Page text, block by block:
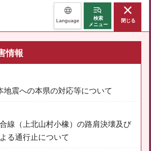
Language
検索
メニュー
閉じる
情報
地震への本県の対応等について
線（上北山村小橡）の路肩決壊及び
る通行止について